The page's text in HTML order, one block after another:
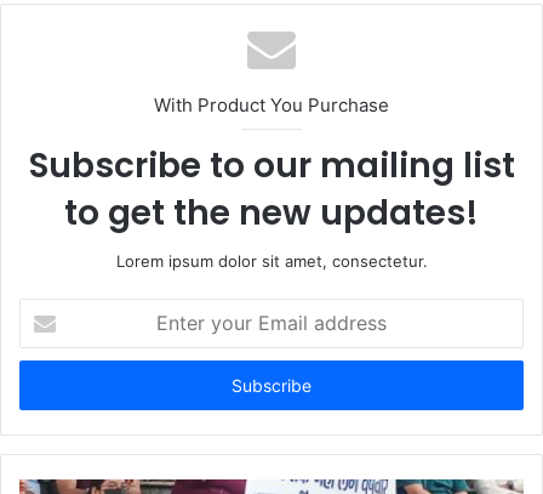
With Product You Purchase
Subscribe to our mailing list
to get the new updates!
Lorem ipsum dolor sit amet, consectetur.
your
Email